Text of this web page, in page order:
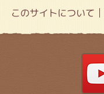
このサイトについて